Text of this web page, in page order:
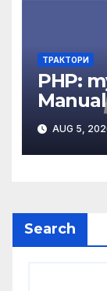
ТРАКТОРИ
PHP:
Manual
AUG 5,
Search